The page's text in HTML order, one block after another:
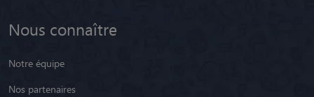
Nous connaître
Notre équipe
Nos partenaires